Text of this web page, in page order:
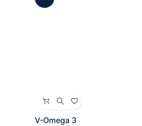
V-Omega 3